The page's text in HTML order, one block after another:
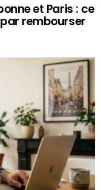
et Paris : ce
rembourser